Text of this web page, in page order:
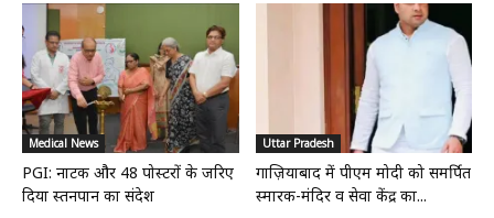
Medical News
PGI: नाटक और 48 पोस्टरों के जरिए
दिया स्तनपान का संदेश
Uttar Pradesh
गाज़ियाबाद में पीएम मोदी को समर्पित
स्मारक-मंदिर व सेवा केंद्र का...